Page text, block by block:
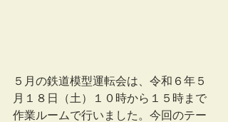
５月の鉄道模型運転会は、令和６年５
月１８日（土）１０時から１５時まで
作業ルームで行いました。今回のテー